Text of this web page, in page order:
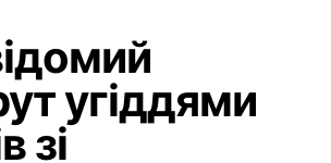
угіддями
зі